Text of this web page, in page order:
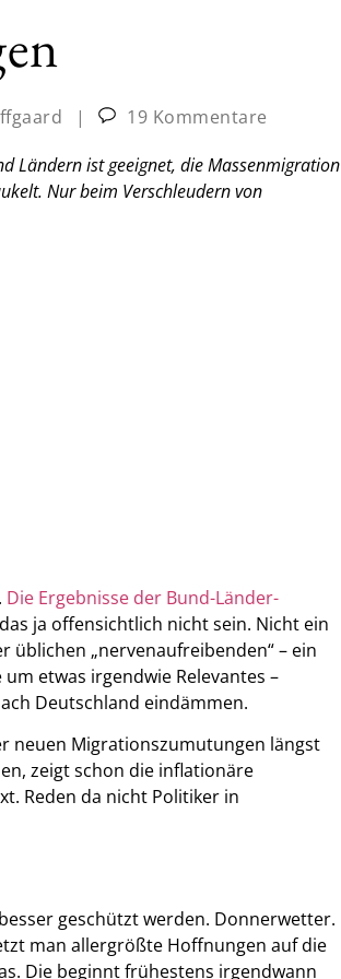
|
19 Kommentare
Ländern ist geeignet, die Massenmigration
Nur beim Verschleudern von
Die Ergebnisse der Bund-Länder-
ja offensichtlich nicht sein. Nicht ein
„nervenaufreibenden“ – ein
etwas irgendwie Relevantes –
Deutschland eindämmen.
neuen Migrationszumutungen längst
zeigt schon die inflationäre
Reden da nicht Politiker in
geschützt werden. Donnerwetter.
man allergrößte Hoffnungen auf die
Die beginnt frühestens irgendwann